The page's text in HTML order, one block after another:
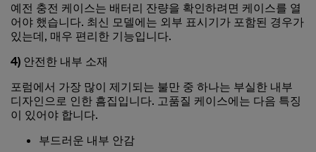
예전 충전 케이스는 배터리 잔량을 확인하려면 케이스를 열
어야 했습니다. 최신 모델에는 외부 표시기가 포함된 경우가
있는데, 매우 편리한 기능입니다.
4) 안전한 내부 소재
포럼에서 가장 많이 제기되는 불만 중 하나는 부실한 내부
디자인으로 인한 흠집입니다. 고품질 케이스에는 다음 특징
이 있어야 합니다.
부드러운 내부 안감